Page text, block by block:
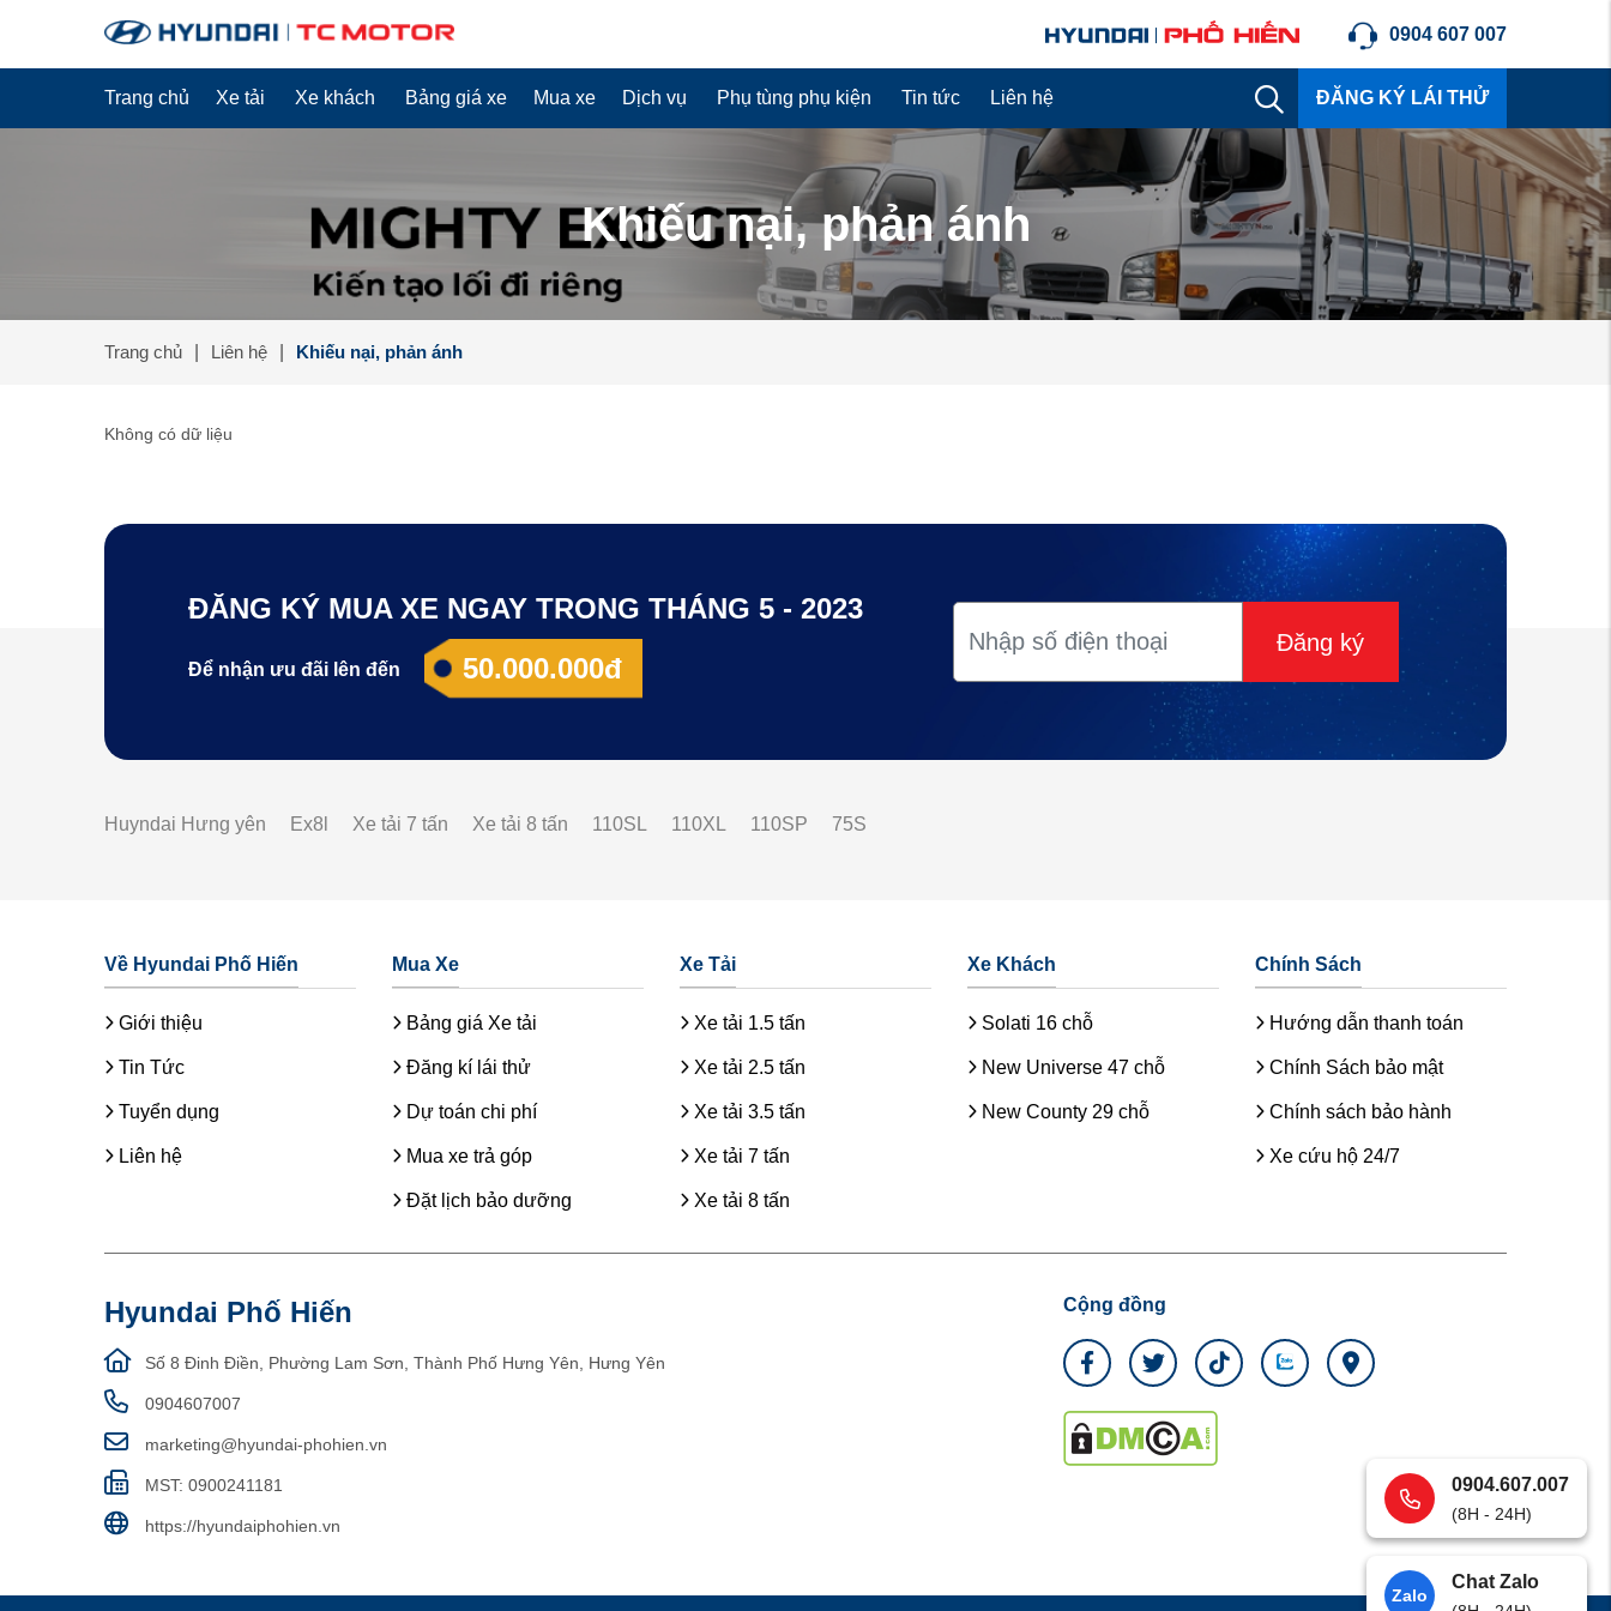
0904 607 007
Trang chủ Xe tải Xe khách Bảng giá xe Mua xe Dịch vụ Phụ tùng phụ kiện Tin tức Liên hệ ĐĂNG KÝ LÁI THỬ
Khiếu nại, phản ánh
Trang chủ Liên hệ Khiếu nại, phản ánh
Không có dữ liệu
ĐĂNG KÝ MUA XE NGAY TRONG THÁNG 5 - 2023
Để nhận ưu đãi lên đến 50.000.000đ
Đăng ký
Huyndai Hưng yên Ex8l Xe tải 7 tấn Xe tải 8 tấn 110SL 110XL 110SP 75S
Về Hyundai Phố Hiến
Giới thiệu
Tin Tức
Tuyển dụng
Liên hệ
Mua Xe
Bảng giá Xe tải
Đăng kí lái thử
Dự toán chi phí
Mua xe trả góp
Đặt lịch bảo dưỡng
Xe Tải
Xe tải 1.5 tấn
Xe tải 2.5 tấn
Xe tải 3.5 tấn
Xe tải 7 tấn
Xe tải 8 tấn
Xe Khách
Solati 16 chỗ
New Universe 47 chỗ
New County 29 chỗ
Chính Sách
Hướng dẫn thanh toán
Chính Sách bảo mật
Chính sách bảo hành
Xe cứu hộ 24/7
Hyundai Phố Hiến
Số 8 Đinh Điền, Phường Lam Sơn, Thành Phố Hưng Yên, Hưng Yên
0904607007
marketing@hyundai-phohien.vn
MST: 0900241181
https://hyundaiphohien.vn
Cộng đồng
0904.607.007
(8H - 24H)
Zalo
Chat Zalo